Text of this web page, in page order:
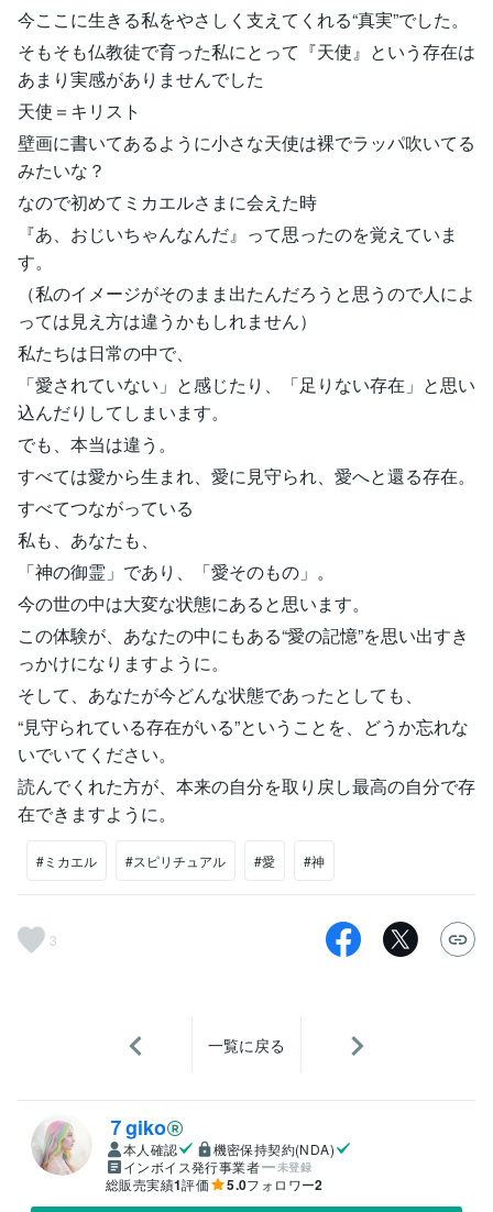
今ここに生きる私をやさしく支えてくれる“真実”でした。
そもそも仏教徒で育った私にとって『天使』という存在は
あまり実感がありませんでした
天使＝キリスト
壁画に書いてあるように小さな天使は裸でラッパ吹いてる
みたいな？
なので初めてミカエルさまに会えた時
『あ、おじいちゃんなんだ』って思ったのを覚えていま
す。
（私のイメージがそのまま出たんだろうと思うので人によ
っては見え方は違うかもしれません）
私たちは日常の中で、
「愛されていない」と感じたり、「足りない存在」と思い
込んだりしてしまいます。
でも、本当は違う。
すべては愛から生まれ、愛に見守られ、愛へと還る存在。
すべてつながっている
私も、あなたも、
「神の御霊」であり、「愛そのもの」。
今の世の中は大変な状態にあると思います。
この体験が、あなたの中にもある“愛の記憶”を思い出すき
っかけになりますように。
そして、あなたが今どんな状態であったとしても、
“見守られている存在がいる”ということを、どうか忘れな
いでいてください。
読んでくれた方が、本来の自分を取り戻し最高の自分で存
在できますように。
#ミカエル #スピリチュアル #愛 #神
3
一覧に戻る
７giko
本人確認
機密保持契約(NDA)
インボイス発行事業者
未登録
総販売実績1評価 5.0フォロワー2